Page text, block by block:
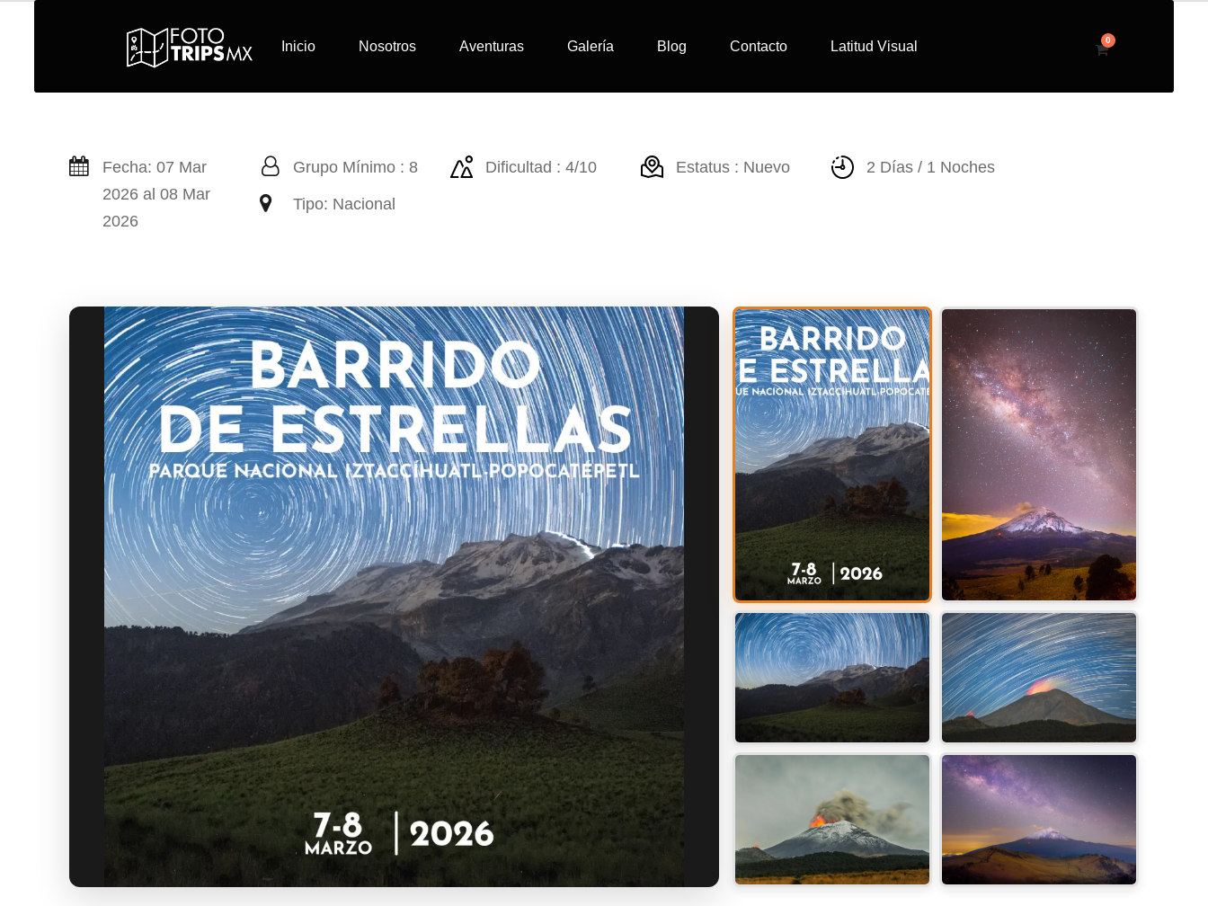
Inicio Nosotros Aventuras Galería Blog Contacto Latitud Visual 0
Práctica Fotográfica: Barrido de estrellas y Circumpolares
Fecha: 07 Mar
2026 al 08 Mar
2026
Grupo Mínimo : 8 Dificultad : 4/10 Estatus : Nuevo 2 Días / 1 Noches
Tipo: Nacional